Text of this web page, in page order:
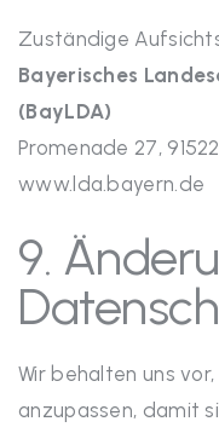
Zuständige
Bayerisches
(BayLDA)
Promenade 27,
www.lda.bayern.de
9.
Wir behalten uns
anzupassen, damit